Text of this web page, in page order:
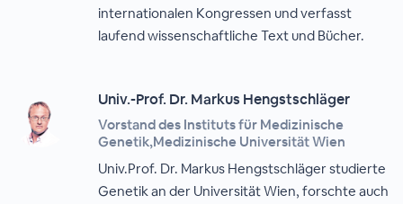
internationalen Kongressen und verfasst
laufend wissenschaftliche Text und Bücher.
Univ.-Prof. Dr. Markus Hengstschläger
Vorstand des Instituts für Medizinische
Genetik,Medizinische Universität Wien
Univ.Prof. Dr. Markus Hengstschläger studierte
Genetik an der Universität Wien, forschte auch